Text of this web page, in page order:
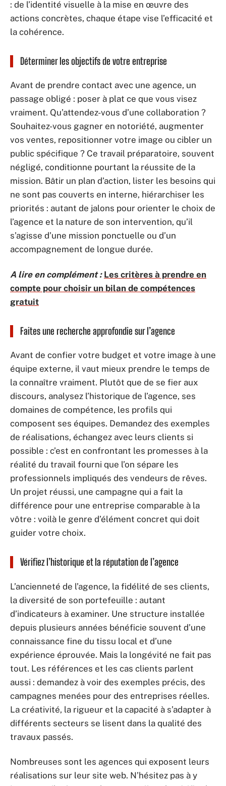
: de l’identité visuelle à la mise en œuvre des
actions concrètes, chaque étape vise l’efficacité et
la cohérence.
Déterminer les objectifs de votre entreprise
Avant de prendre contact avec une agence, un
passage obligé : poser à plat ce que vous visez
vraiment. Qu’attendez-vous d’une collaboration ?
Souhaitez-vous gagner en notoriété, augmenter
vos ventes, repositionner votre image ou cibler un
public spécifique ? Ce travail préparatoire, souvent
négligé, conditionne pourtant la réussite de la
mission. Bâtir un plan d’action, lister les besoins qui
ne sont pas couverts en interne, hiérarchiser les
priorités : autant de jalons pour orienter le choix de
l’agence et la nature de son intervention, qu’il
s’agisse d’une mission ponctuelle ou d’un
accompagnement de longue durée.
A lire en complément : Les critères à prendre en
compte pour choisir un bilan de compétences
gratuit
Faites une recherche approfondie sur l’agence
Avant de confier votre budget et votre image à une
équipe externe, il vaut mieux prendre le temps de
la connaître vraiment. Plutôt que de se fier aux
discours, analysez l’historique de l’agence, ses
domaines de compétence, les profils qui
composent ses équipes. Demandez des exemples
de réalisations, échangez avec leurs clients si
possible : c’est en confrontant les promesses à la
réalité du travail fourni que l’on sépare les
professionnels impliqués des vendeurs de rêves.
Un projet réussi, une campagne qui a fait la
différence pour une entreprise comparable à la
vôtre : voilà le genre d’élément concret qui doit
guider votre choix.
Vérifiez l’historique et la réputation de l’agence
L’ancienneté de l’agence, la fidélité de ses clients,
la diversité de son portefeuille : autant
d’indicateurs à examiner. Une structure installée
depuis plusieurs années bénéficie souvent d’une
connaissance fine du tissu local et d’une
expérience éprouvée. Mais la longévité ne fait pas
tout. Les références et les cas clients parlent
aussi : demandez à voir des exemples précis, des
campagnes menées pour des entreprises réelles.
La créativité, la rigueur et la capacité à s’adapter à
différents secteurs se lisent dans la qualité des
travaux passés.
Nombreuses sont les agences qui exposent leurs
réalisations sur leur site web. N’hésitez pas à y